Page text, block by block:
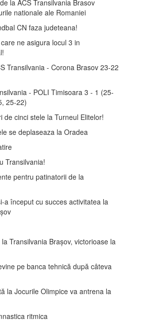
la ACS Transilvania Brasov
nationale ale Romaniei
CN faza judeteana!
ne asigura locul 3 in
Transilvania - Corona Brasov 23-22
- POLI Timisoara 3 - 1 (25-
25-22)
de cinci stele la Turneul Elitelor!
se deplaseaza la Oradea
Transilvania!
pentru patinatorii de la
a început cu succes activitatea la
Transilvania Brașov, victorioase la
pe banca tehnică după câteva
la Jocurile Olimpice va antrena la
ritmica